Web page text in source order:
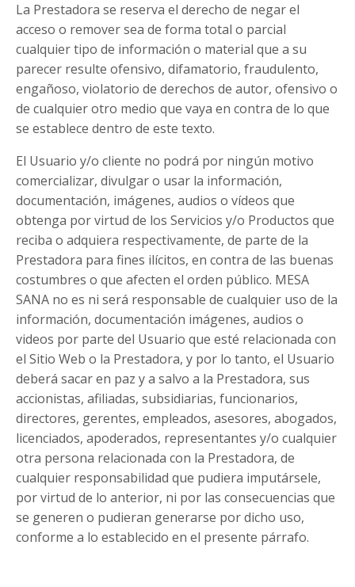
La Prestadora se reserva el derecho de negar el
acceso o remover sea de forma total o parcial
cualquier tipo de información o material que a su
parecer resulte ofensivo, difamatorio, fraudulento,
engañoso, violatorio de derechos de autor, ofensivo o
de cualquier otro medio que vaya en contra de lo que
se establece dentro de este texto.
El Usuario y/o cliente no podrá por ningún motivo
comercializar, divulgar o usar la información,
documentación, imágenes, audios o vídeos que
obtenga por virtud de los Servicios y/o Productos que
reciba o adquiera respectivamente, de parte de la
Prestadora para fines ilícitos, en contra de las buenas
costumbres o que afecten el orden público. MESA
SANA no es ni será responsable de cualquier uso de la
información, documentación imágenes, audios o
videos por parte del Usuario que esté relacionada con
el Sitio Web o la Prestadora, y por lo tanto, el Usuario
deberá sacar en paz y a salvo a la Prestadora, sus
accionistas, afiliadas, subsidiarias, funcionarios,
directores, gerentes, empleados, asesores, abogados,
licenciados, apoderados, representantes y/o cualquier
otra persona relacionada con la Prestadora, de
cualquier responsabilidad que pudiera imputársele,
por virtud de lo anterior, ni por las consecuencias que
se generen o pudieran generarse por dicho uso,
conforme a lo establecido en el presente párrafo.